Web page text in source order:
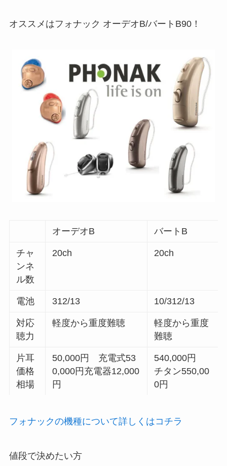
オススメはフォナック オーデオB/バートB90！
オーデオB バートB
チャ
ンネ
ル数
20ch 20ch
電池 312/13 10/312/13
対応
聴力
軽度から重度難聴
軽度から重度
難聴
片耳
価格
相場
50,000円 充電式53
0,000円充電器12,000
円
540,000円
チタン550,00
0円
フォナックの機種について詳しくはコチラ
値段で決めたい方